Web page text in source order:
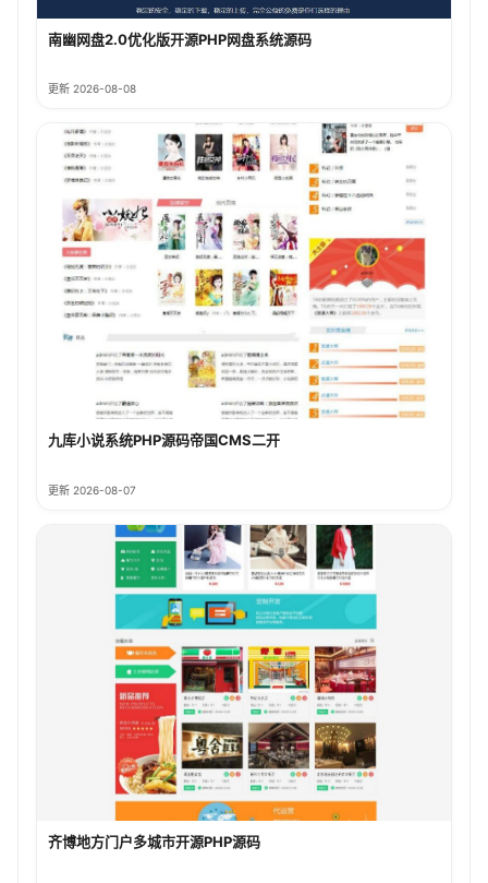
南幽网盘2.0优化版开源PHP网盘系统源码
更新 2026-08-08
九库小说系统PHP源码帝国CMS二开
更新 2026-08-07
齐博地方门户多城市开源PHP源码